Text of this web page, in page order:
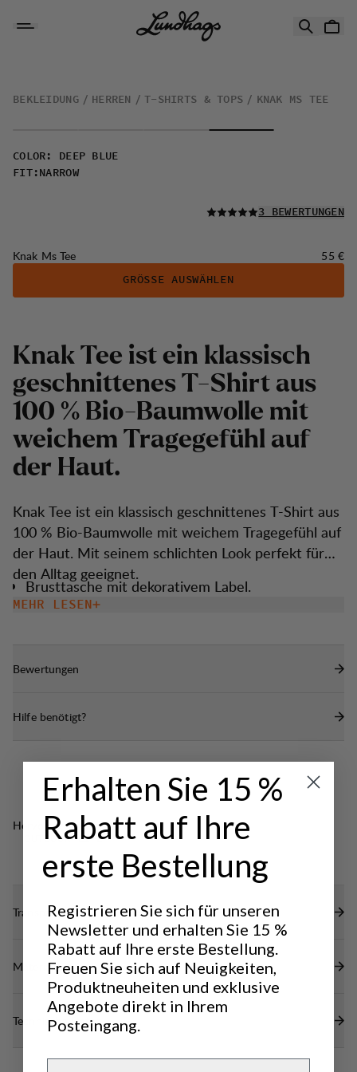
BEKLEIDUNG HERREN T-SHIRTS & TOPS KNAK MS TEE
COLOR :
DEEP BLUE
FIT: NARROW
LESEN SIE ALLE
3 BEWERTUNGEN
Knak Ms Tee Preis:
55 €
GRÖSSE AUSWÄHLEN
Knak Tee ist ein klassisch
geschnittenes T-Shirt aus
100 % Bio-Baumwolle mit
weichem Tragegefühl auf
der Haut.
Knak Tee ist ein klassisch geschnittenes T-Shirt aus
100 % Bio-Baumwolle mit weichem Tragegefühl auf
der Haut. Mit seinem schlichten Look perfekt für
den Alltag geeignet.
Brusttasche mit dekorativem Label.
MEHR LESEN
Bewertungen
Hilfe benötigt?
Hervorragend für
OUTDOOR LIFE
Transparenz
Materialien
Technische Daten
Erhalten Sie 15 %
Rabatt auf Ihre
erste Bestellung
Registrieren Sie sich für unseren
Newsletter und erhalten Sie 15 %
Rabatt auf Ihre erste Bestellung.
Freuen Sie sich auf Neuigkeiten,
Produktneuheiten und exklusive
Angebote direkt in Ihrem
Posteingang.